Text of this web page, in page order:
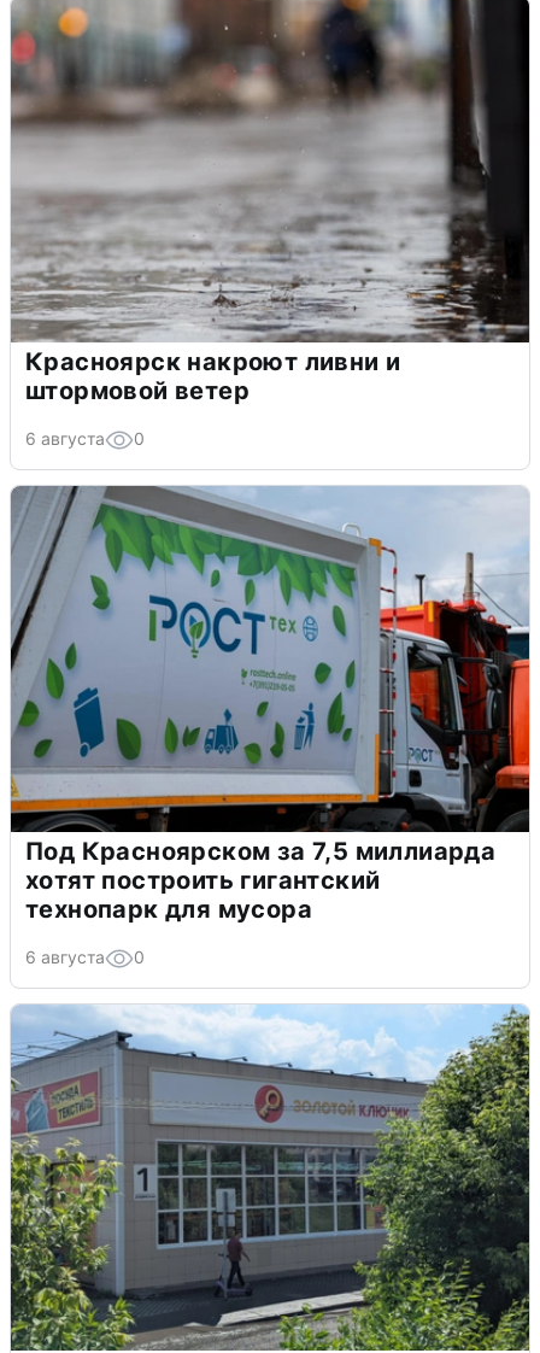
Красноярск накроют ливни и
штормовой ветер
6 августа 0
Под Красноярском за 7,5 миллиарда
хотят построить гигантский
технопарк для мусора
6 августа 0